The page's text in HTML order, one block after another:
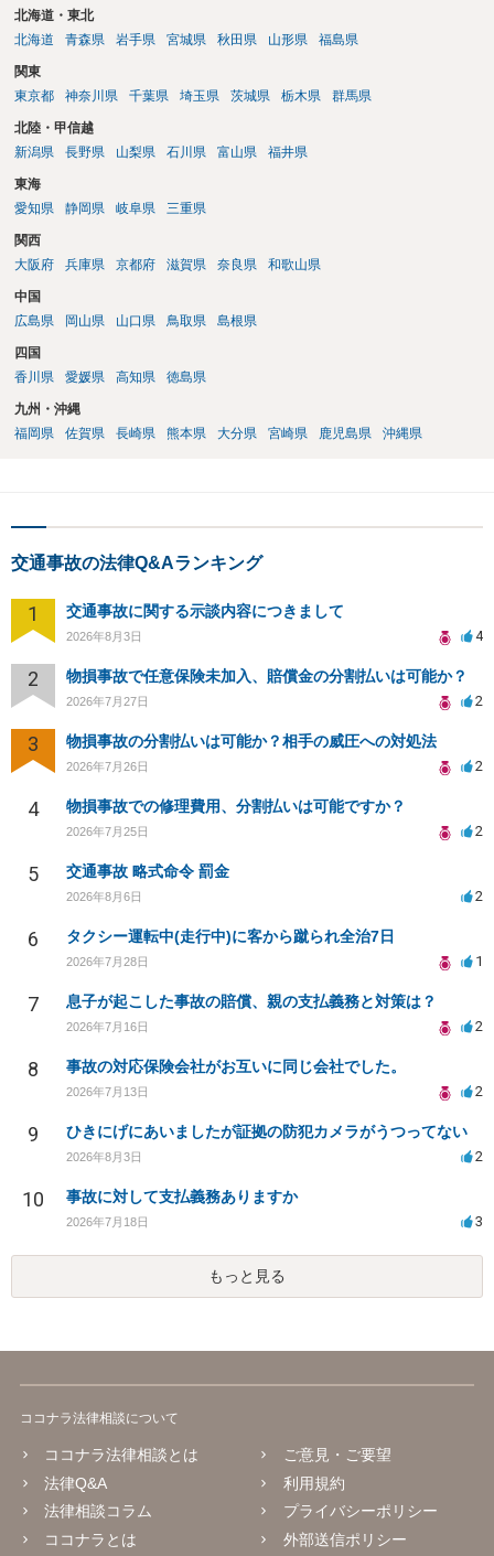
北海道・東北
北海道
青森県 岩手県 宮城県 秋田県 山形県 福島県
関東
東京都
神奈川県 千葉県 埼玉県 茨城県 栃木県 群馬県
北陸・甲信越
新潟県
長野県 山梨県 石川県 富山県 福井県
東海
愛知県
静岡県 岐阜県 三重県
関西
大阪府
兵庫県 京都府 滋賀県 奈良県 和歌山県
中国
広島県
岡山県 山口県 鳥取県 島根県
四国
香川県
愛媛県 高知県 徳島県
九州・沖縄
福岡県
佐賀県 長崎県 熊本県 大分県 宮崎県 鹿児島県 沖縄県
交通事故の法律Q&Aランキング
1 交通事故に関する示談内容につきまして
2026年8月3日 4
2 物損事故で任意保険未加入、賠償金の分割払いは可能か？
2026年7月27日 2
3 物損事故の分割払いは可能か？相手の威圧への対処法
2026年7月26日 2
4 物損事故での修理費用、分割払いは可能ですか？
2026年7月25日 2
5 交通事故 略式命令 罰金
2026年8月6日 2
6 タクシー運転中(走行中)に客から蹴られ全治7日
2026年7月28日 1
7 息子が起こした事故の賠償、親の支払義務と対策は？
2026年7月16日 2
8 事故の対応保険会社がお互いに同じ会社でした。
2026年7月13日 2
9 ひきにげにあいましたが証拠の防犯カメラがうつってない
2026年8月3日 2
10 事故に対して支払義務ありますか
2026年7月18日 3
もっと見る
ココナラ法律相談について
ココナラ法律相談とは
法律Q&A
法律相談コラム
ココナラとは
ご意見・ご要望
利用規約
プライバシーポリシー
外部送信ポリシー